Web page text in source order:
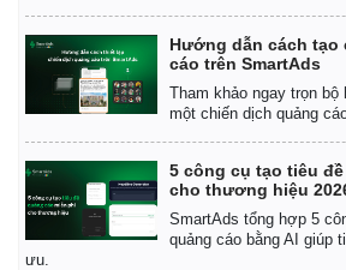
Hướng dẫn cách tạo
cáo trên SmartAds
Tham khảo ngay trọn
một chiến dịch quảng
5 công cụ tạo tiêu
cho thương hiệu
SmartAds tổng hợp 5
quảng cáo bằng AI giúp
ưu.